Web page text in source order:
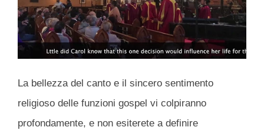
La bellezza del canto e il sincero sentimento
religioso delle funzioni gospel vi colpiranno
profondamente, e non esiterete a definire